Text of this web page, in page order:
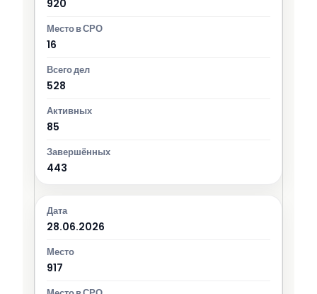
920
16
528
85
443
28.06.2026
917